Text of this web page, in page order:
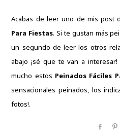
Acabas de leer uno de mis post
Para Fiestas.Si te gustan más
un segundo de leer los otros
abajo ¡sé que te van a interesar!
mucho estos Peinados Fáciles
sensacionales peinados, los
fotos!.
Share